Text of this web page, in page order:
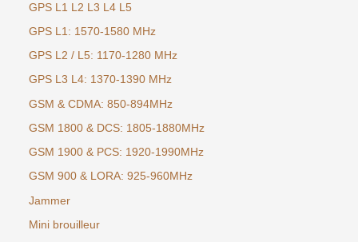
GPS L1 L2 L3 L4 L5
GPS L1: 1570-1580 MHz
GPS L2 / L5: 1170-1280 MHz
GPS L3 L4: 1370-1390 MHz
GSM & CDMA: 850-894MHz
GSM 1800 & DCS: 1805-1880MHz
GSM 1900 & PCS: 1920-1990MHz
GSM 900 & LORA: 925-960MHz
Jammer
Mini brouilleur